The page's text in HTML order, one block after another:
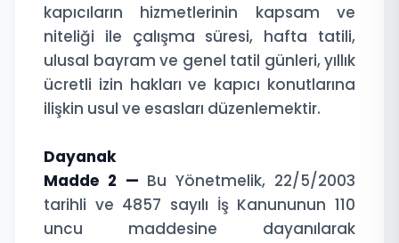
kapıcıların hizmetlerinin kapsam ve
niteliği ile çalışma süresi, hafta tatili,
ulusal bayram ve genel tatil günleri, yıllık
ücretli izin hakları ve kapıcı konutlarına
ilişkin usul ve esasları düzenlemektir.
Dayanak
Madde 2 — Bu Yönetmelik, 22/5/2003
tarihli ve 4857 sayılı İş Kanununun 110
uncu maddesine dayanılarak